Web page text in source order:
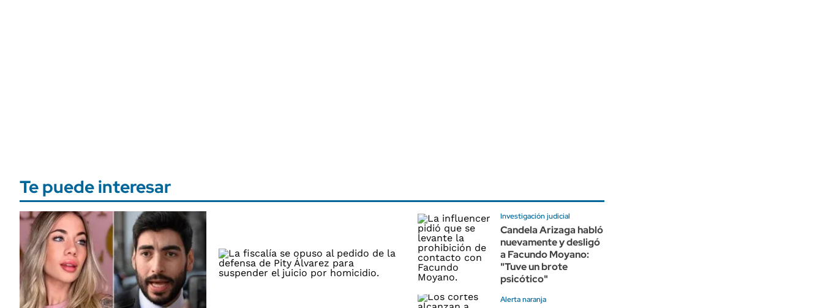
Te puede interesar
Investigación judicial
Candela Arizaga habló
nuevamente y desligó
a Facundo Moyano:
"Tuve un brote
psicótico"
Alerta naranja